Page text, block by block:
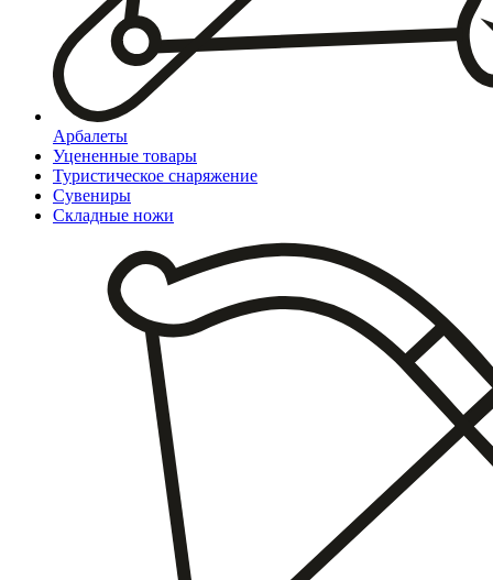
Арбалеты
Уцененные товары
Туристическое снаряжение
Сувениры
Складные ножи